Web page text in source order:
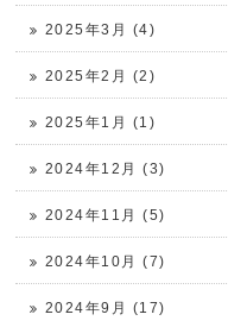
2025年3月 (4)
2025年2月 (2)
2025年1月 (1)
2024年12月 (3)
2024年11月 (5)
2024年10月 (7)
2024年9月 (17)